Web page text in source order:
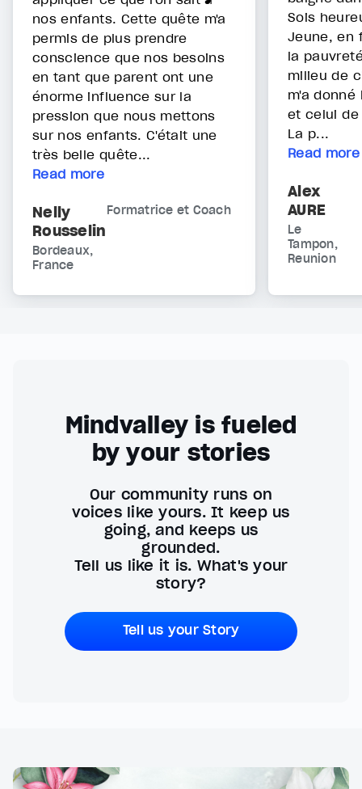
nos enfants. Cette quête m'a
permis de plus prendre
conscience que nos besoins
en tant que parent ont une
énorme influence sur la
pression que nous mettons
sur nos enfants. C'était une
très belle quête...
Read more
Nelly
Rousselin
Formatrice et Coach
Bordeaux,
France
Sois
Jeune, en
la
milieu de
m'a donné
et celui de
La p...
Read more
Alex
AURE
Le
Tampon,
Reunion
Mindvalley is fueled
by your stories
Our community runs on
voices like yours. It keep us
going, and keeps us
grounded.
Tell us like it is. What's your
story?
Tell us your Story